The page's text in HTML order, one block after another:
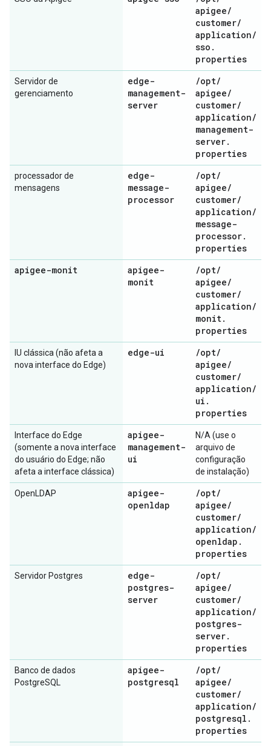
apigee/
customer/
application/
sso .
properties
Servidor de
gerenciamento
edge-
management-
server
/opt/
apigee/
customer/
application/
management-
server.
properties
processador de
mensagens
edge-
message-
processor
/opt/
apigee/
customer/
application/
message-
processor.
properties
apigee-monit
apigee-
monit
/opt/
apigee/
customer/
application/
monit.
properties
IU clássica (não afeta a
nova interface do Edge)
edge-ui /opt/
apigee/
customer/
application/
ui .
properties
Interface do Edge
(somente a nova interface
do usuário do Edge; não
afeta a interface clássica)
apigee-
management-
ui
N/A (use o
arquivo de
configuração
de instalação)
OpenLDAP
apigee-
openldap
/opt/
apigee/
customer/
application/
openldap .
properties
Servidor Postgres
edge-
postgres-
server
/opt/
apigee/
customer/
application/
postgres-
server.
properties
Banco de dados
PostgreSQL
apigee-
postgresql
/opt/
apigee/
customer/
application/
postgresql .
properties